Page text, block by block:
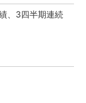
、3四半期連続